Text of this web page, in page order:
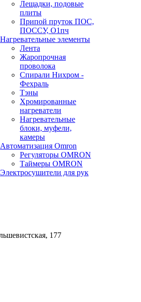
Лещадки, подовые
плиты
Припой пруток ПОС,
ПОССУ, О1пч
Нагревательные элементы
Лента
Жаропрочная
проволока
Спирали Нихром -
Фехраль
Тэны
Хромированные
нагреватели
Нагревательные
блоки, муфели,
камеры
Автоматизация Omron
Регуляторы OMRON
Таймеры OMRON
Электросушители для рук
177